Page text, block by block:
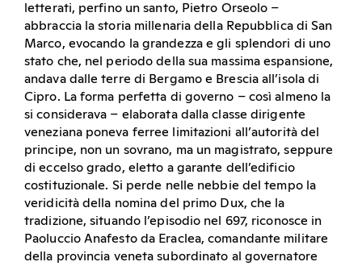
letterati, perfino un santo, Pietro Orseolo –
abbraccia la storia millenaria della Repubblica di San
Marco, evocando la grandezza e gli splendori di uno
stato che, nel periodo della sua massima espansione,
andava dalle terre di Bergamo e Brescia all’isola di
Cipro. La forma perfetta di governo – così almeno la
si considerava – elaborata dalla classe dirigente
veneziana poneva ferree limitazioni all’autorità del
principe, non un sovrano, ma un magistrato, seppure
di eccelso grado, eletto a garante dell’edificio
costituzionale. Si perde nelle nebbie del tempo la
veridicità della nomina del primo Dux, che la
tradizione, situando l’episodio nel 697, riconosce in
Paoluccio Anafesto da Eraclea, comandante militare
della provincia veneta subordinato al governatore